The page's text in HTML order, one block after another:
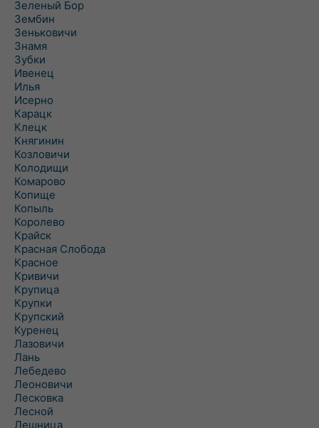
Зеленый Бор
Зембин
Зеньковичи
Знамя
Зубки
Ивенец
Илья
Исерно
Карацк
Клецк
Княгинин
Козловичи
Колодищи
Комарово
Копище
Копыль
Королево
Крайск
Красная Слобода
Красное
Кривичи
Крупица
Крупки
Крупский
Куренец
Лазовичи
Лань
Лебедево
Леоновичи
Лесковка
Лесной
Лешница